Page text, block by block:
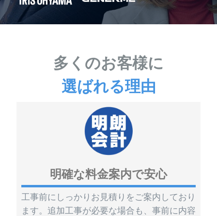
多くのお客様に
選ばれる理由
明確な料金案内で安心
工事前にしっかりお見積りをご案内しており
ます。追加工事が必要な場合も、事前に内容